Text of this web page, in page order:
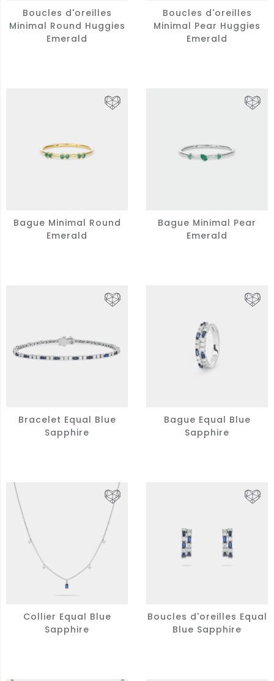
Boucles d'oreilles
Minimal Round Huggies
Emerald
Boucles d'oreilles
Minimal Pear Huggies
Emerald
Bague Minimal Round
Emerald
Bague Minimal Pear
Emerald
Bracelet Equal Blue
Sapphire
Bague Equal Blue
Sapphire
Collier Equal Blue
Sapphire
Boucles d'oreilles Equal
Blue Sapphire